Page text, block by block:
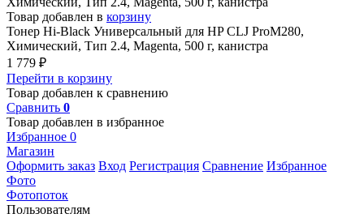
Товар добавлен в корзину
Тонер Hi-Black Универсальный для HP CLJ ProM280,
Химический, Тип 2.4, Magenta, 500 г, канистра
1 779 ₽
Перейти в корзину
Товар добавлен к сравнению
Сравнить 0
Товар добавлен в избранное
Избранное 0
Магазин
Оформить заказ Вход Регистрация Сравнение Избранное
Фото
Фотопоток
Пользователям